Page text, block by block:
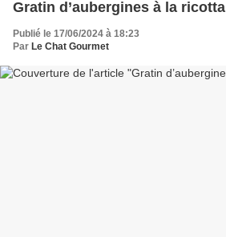
Gratin d’aubergines à la ricotta
Publié le 17/06/2024 à 18:23
Par Le Chat Gourmet